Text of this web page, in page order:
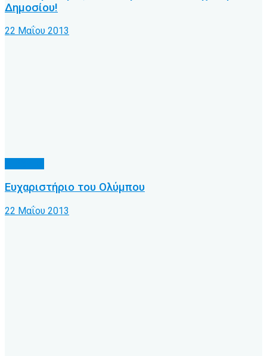
Δημοσίου!
22 Μαΐου 2013
Ευχαριστήριο του Ολύμπου
22 Μαΐου 2013